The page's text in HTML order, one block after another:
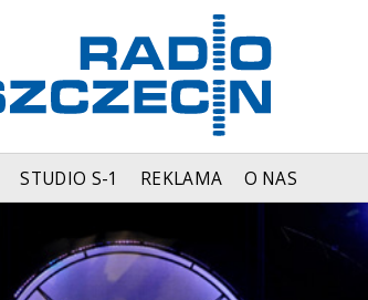
STUDIO S-1 REKLAMA O NAS